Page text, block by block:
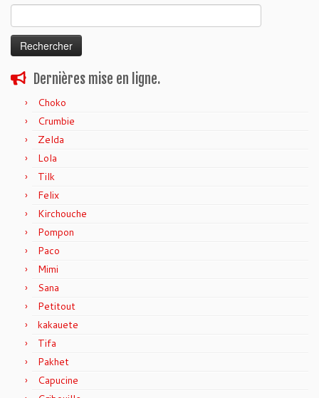
Dernières mise en ligne.
Choko
Crumbie
Zelda
Lola
Tilk
Felix
Kirchouche
Pompon
Paco
Mimi
Sana
Petitout
kakauete
Tifa
Pakhet
Capucine